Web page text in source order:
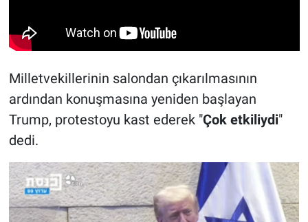
Milletvekillerinin salondan çıkarılmasının
ardından konuşmasına yeniden başlayan
Trump, protestoyu kast ederek "Çok etkiliydi"
dedi.